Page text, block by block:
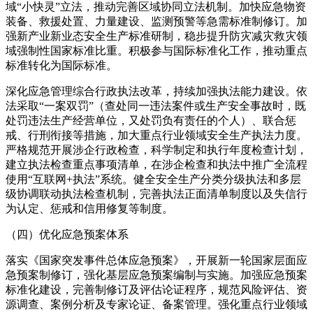
域“小快灵”立法，推动完善区域协同立法机制。加快应急物资
装备、救援处置、力量建设、监测预警等急需标准制修订。加
强新产业新业态安全生产标准研制，稳步提升防灾减灾救灾领
域强制性国家标准比重。积极参与国际标准化工作，推动重点
标准转化为国际标准。
深化应急管理综合行政执法改革，持续加强执法能力建设。依
法采取“一案双罚”（查处同一违法案件或生产安全事故时，既
处罚违法生产经营单位，又处罚负有责任的个人）、联合惩
戒、行刑衔接等措施，加大重点行业领域安全生产执法力度。
严格规范开展涉企行政检查，科学制定和执行年度检查计划，
建立执法检查重点事项清单，在涉企检查和执法中推广全流程
使用“互联网+执法”系统。健全安全生产分类分级执法和多层
级协调联动执法检查机制，完善执法正面清单制度以及失信行
为认定、惩戒和信用修复等制度。
（四）优化应急预案体系
落实《国家突发事件总体应急预案》，开展新一轮国家层面应
急预案制修订，强化基层应急预案编制与实施。加强应急预案
标准化建设，完善制修订及评估论证程序，规范风险评估、资
源调查、案例分析及专家论证、备案管理。强化重点行业领域